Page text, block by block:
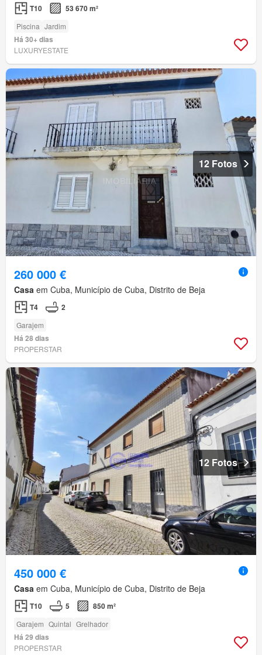
T10 53 670 m²
Piscina Jardim
Há 30+ dias
LUXURYESTATE
12 Fotos
260 000 €
Casa em Cuba, Município de Cuba, Distrito de Beja
T4 2
Garajem
Há 28 dias
PROPERSTAR
12 Fotos
450 000 €
Casa em Cuba, Município de Cuba, Distrito de Beja
T10 5 850 m²
Garajem Quintal Grelhador
Há 29 dias
PROPERSTAR